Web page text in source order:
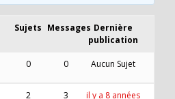
Sujets Messages Dernière
publication
0 0 Aucun Sujet
2 3
il y a 8 années